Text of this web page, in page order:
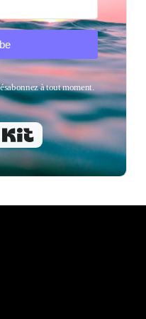
à tout moment.
Built with Kit